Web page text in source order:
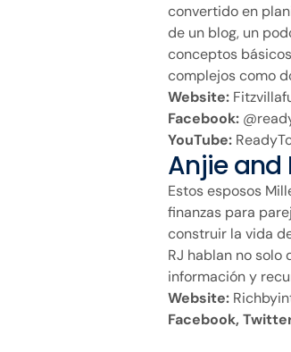
convertido en
de un blog, un
conceptos
complejos como
Website:
Facebook:
YouTube:
Anjie and
Estos esposos
finanzas para
construir la vida
RJ hablan no
información y
Website:
Facebook,